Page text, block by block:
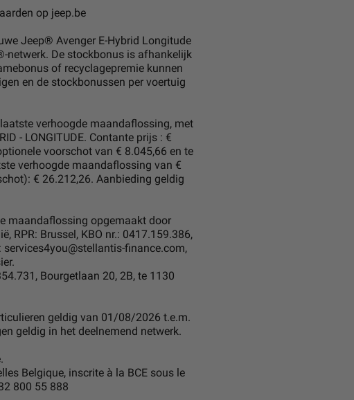
op jeep.be
Jeep® Avenger E-Hybrid Longitude
De stockbonus is afhankelijk
of recyclagepremie kunnen
en de stockbonussen per voertuig
verhoogde maandaflossing, met
- LONGITUDE. Contante prijs : €
voorschot van € 8.045,66 en te
verhoogde maandaflossing van €
€ 26.212,26. Aanbieding geldig
maandaflossing opgemaakt door
RPR: Brussel, KBO nr.: 0417.159.386,
services4you@stellantis-finance.com,
Bourgetlaan 20, 2B, te 1130
geldig van 01/08/2026 t.e.m.
geldig in het deelnemend netwerk.
Belgique, inscrite à la BCE sous le
800 55 888